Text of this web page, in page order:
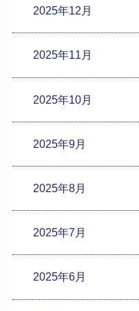
2025年12月
2025年11月
2025年10月
2025年9月
2025年8月
2025年7月
2025年6月